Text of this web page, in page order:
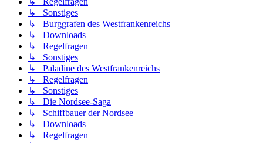
↳ Sonstiges
↳ Burggrafen des Westfrankenreichs
↳ Downloads
↳ Regelfragen
↳ Sonstiges
↳ Paladine des Westfrankenreichs
↳ Regelfragen
↳ Sonstiges
↳ Die Nordsee-Saga
↳ Schiffbauer der Nordsee
↳ Downloads
↳ Regelfragen